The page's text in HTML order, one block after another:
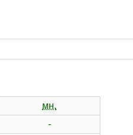
мн.
-